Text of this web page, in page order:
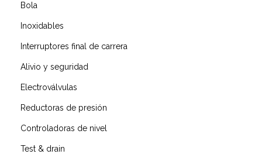
Bola
Inoxidables
Interruptores final de carrera
Alivio y seguridad
Electroválvulas
Reductoras de presión
Controladoras de nivel
Test & drain